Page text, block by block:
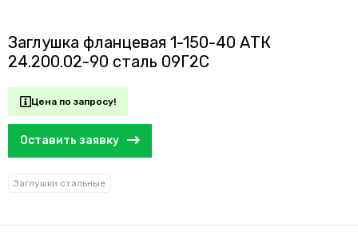
Заглушка фланцевая 1-150-40 АТК
24.200.02-90 сталь 09Г2С
Цена по запросу!
Оставить заявку
Заглушки стальные